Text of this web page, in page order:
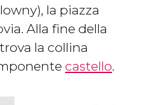
la piazza
Alla fine della
la collina
castello.